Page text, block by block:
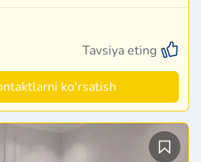
Tavsiya eting
ko'rsatish